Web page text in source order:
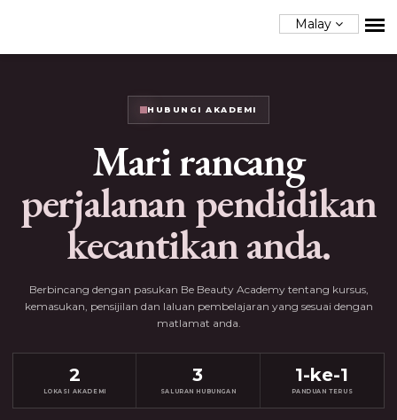
Malay
HUBUNGI AKADEMI
Mari rancang
perjalanan pendidikan
kecantikan anda.
Berbincang dengan pasukan Be Beauty Academy tentang kursus,
kemasukan, pensijilan dan laluan pembelajaran yang sesuai dengan
matlamat anda.
2
LOKASI AKADEMI
3
SALURAN HUBUNGAN
1-ke-1
PANDUAN TERUS